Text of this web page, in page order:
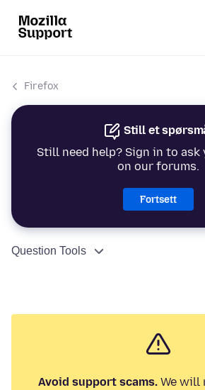
Firefox
Still et
Still need help? Sign in to
on our forums.
Fortsett
Question Tools
Avoid support scams.We will